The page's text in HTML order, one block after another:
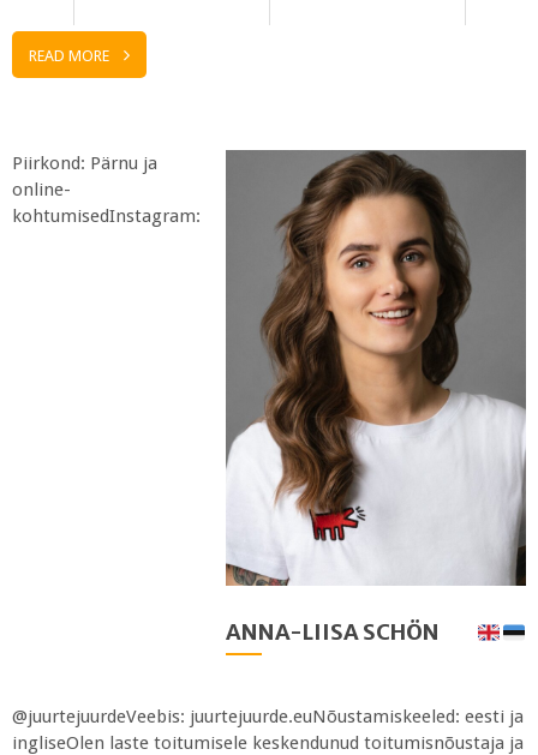
READ MORE
ANNA-LIISA SCHÖN
Piirkond: Pärnu ja
online-
kohtumisedInstagram:
@juurtejuurdeVeebis: juurtejuurde.euNõustamiskeeled: eesti ja
ingliseOlen laste toitumisele keskendunud toitumisnõustaja ja